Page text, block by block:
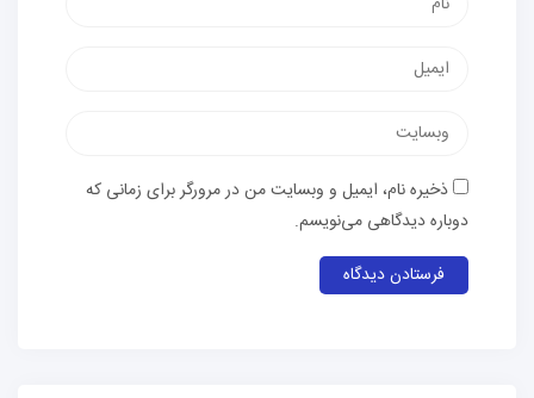
پست
وب‌سایت
ذخیره نام، ایمیل و وبسایت من در مرورگر برای زمانی که
دوباره دیدگاهی می‌نویسم.